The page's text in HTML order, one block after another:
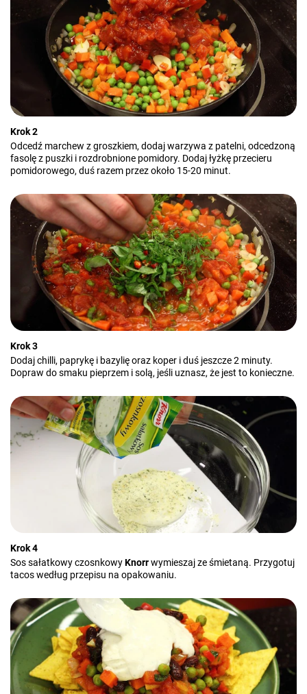
Krok 2
Odcedź marchew z groszkiem, dodaj warzywa z patelni, odcedzoną
fasolę z puszki i rozdrobnione pomidory. Dodaj łyżkę przecieru
pomidorowego, duś razem przez około 15-20 minut.
Krok 3
Dodaj chilli, paprykę i bazylię oraz koper i duś jeszcze 2 minuty.
Dopraw do smaku pieprzem i solą, jeśli uznasz, że jest to konieczne.
Krok 4
Sos sałatkowy czosnkowyKnorrwymieszaj ze śmietaną. Przygotuj
tacos według przepisu na opakowaniu.